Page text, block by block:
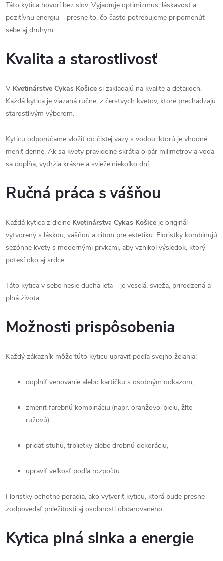
Táto kytica hovorí bez slov. Vyjadruje optimizmus, láskavosť a
pozitívnu energiu – presne to, čo často potrebujeme pripomenúť
sebe aj druhým.
Kvalita a starostlivosť
V Kvetinárstve Cykas Košice si zakladajú na kvalite a detailoch.
Každá kytica je viazaná ručne, z čerstvých kvetov, ktoré prechádzajú
starostlivým výberom.
Kyticu odporúčame vložiť do čistej vázy s vodou, ktorú je vhodné
meniť denne. Ak sa kvety pravidelne skrátia o pár milimetrov a voda
sa dopĺňa, vydržia krásne a svieže niekoľko dní.
Ručná práca s vášňou
Každá kytica z dielne Kvetinárstva Cykas Košice je originál –
vytvorený s láskou, vášňou a citom pre estetiku. Floristky kombinujú
sezónne kvety s modernými prvkami, aby vznikol výsledok, ktorý
poteší oko aj srdce.
Táto kytica v sebe nesie ducha leta – je veselá, svieža, prirodzená a
plná života.
Možnosti prispôsobenia
Každý zákazník môže túto kyticu upraviť podľa svojho želania:
doplniť venovanie alebo kartičku s osobným odkazom,
zmeniť farebnú kombináciu (napr. oranžovo-bielu, žlto-
ružovú),
pridať stuhu, trblietky alebo drobnú dekoráciu,
upraviť veľkosť podľa rozpočtu.
Floristky ochotne poradia, ako vytvoriť kyticu, ktorá bude presne
zodpovedať príležitosti aj osobnosti obdarovaného.
Kytica plná slnka a energie